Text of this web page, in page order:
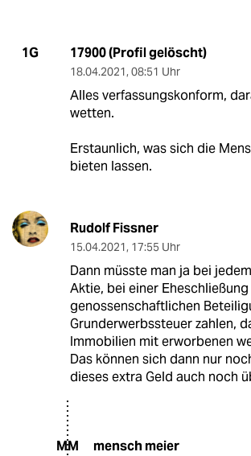
1G 17900 (Profil gelöscht)
18.04.2021, 08:51 Uhr
Alles verfassungskonform,
wetten.
Erstaunlich, was sich die
bieten lassen.
Rudolf Fissner
15.04.2021, 17:55 Uhr
Dann müsste man ja bei
Aktie, bei einer
genossenschaftlichen
Grunderwerbssteuer zahlen,
Immobilien mit erworbenen
Das können sich dann nur
dieses extra Geld auch noch
MM mensch meier